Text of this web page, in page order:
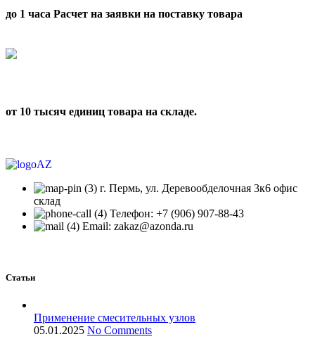
до 1 часа Расчет на заявки на поставку товара
от 10 тысяч единиц товара на складе.
г. Пермь, ул. Деревообделочная 3к6 офис
склад
Телефон: +7 (906) 907-88-43
Email: zakaz@azonda.ru
Статьи
Применение смесительных узлов
05.01.2025 No Comments